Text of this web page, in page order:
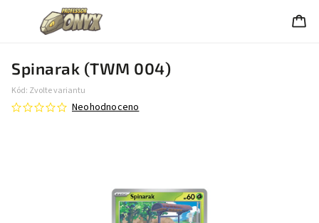
Spinarak (TWM 004)
Kód: Zvolte variantu
Neohodnoceno